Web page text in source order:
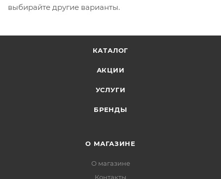
выбирайте другие варианты.
КАТАЛОГ
АКЦИИ
УСЛУГИ
БРЕНДЫ
О МАГАЗИНЕ
О магазине
Контакты